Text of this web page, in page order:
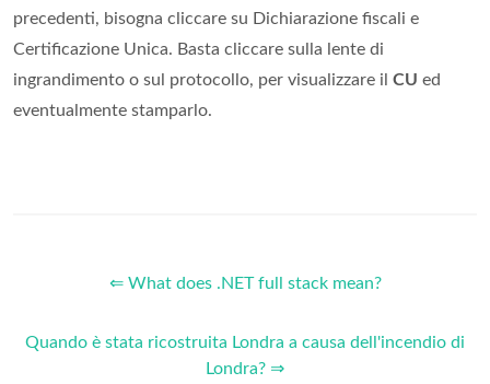
precedenti, bisogna cliccare su Dichiarazione fiscali e
Certificazione Unica. Basta cliccare sulla lente di
ingrandimento o sul protocollo, per visualizzare il CU ed
eventualmente stamparlo.
⇐ What does .NET full stack mean?
Quando è stata ricostruita Londra a causa dell'incendio di
Londra? ⇒